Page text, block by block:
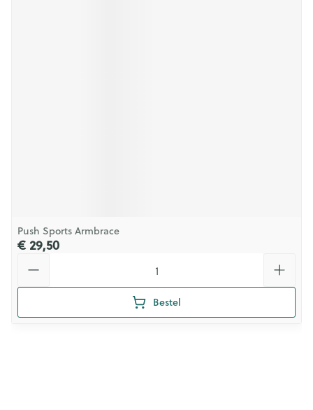
Push Sports Armbrace
€ 29,50
Bestel